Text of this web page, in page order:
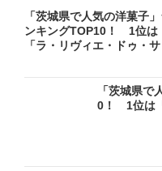
「茨城県で人気の洋菓子」
ンキングTOP10！ 1位は
「ラ・リヴィエ・ドゥ・サ
「茨城県で
0！ 1位は